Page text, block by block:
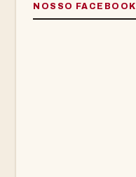
NOSSO FACEBOOK